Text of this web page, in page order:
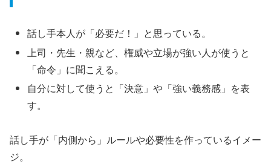
話し手本人が「必要だ！」と思っている。
上司・先生・親など、権威や立場が強い人が使うと
「命令」に聞こえる。
自分に対して使うと「決意」や「強い義務感」を表
す。
話し手が「内側から」ルールや必要性を作っているイメー
ジ。